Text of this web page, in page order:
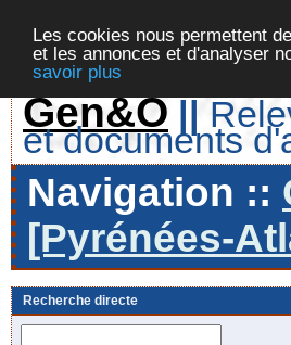
Les cookies nous permettent
et les annonces et d'analyser
savoir plus
Gen&O ||
et documents
Navigation ::
[Pyrénées-
Recherche directe